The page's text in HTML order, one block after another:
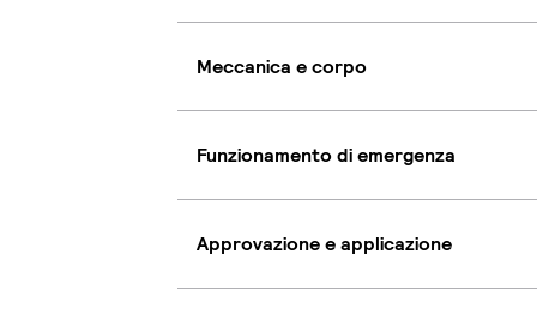
Meccanica e corpo
Funzionamento di emergenza
Approvazione e applicazione